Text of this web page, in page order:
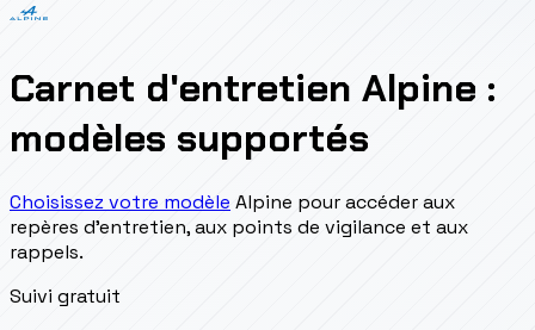
Carnet d'entretien Alpine :
modèles supportés
Choisissez votre modèle Alpine pour accéder aux
repères d'entretien, aux points de vigilance et aux
rappels.
Suivi gratuit